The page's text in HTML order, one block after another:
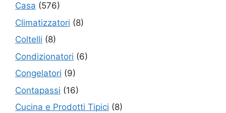
Casa (576)
Climatizzatori (8)
Coltelli (8)
Condizionatori (6)
Congelatori (9)
Contapassi (16)
Cucina e Prodotti Tipici (8)